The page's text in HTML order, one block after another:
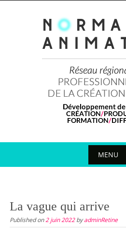
MENU
content
La vague qui arrive
Published on2 juin 2022byadminRetine